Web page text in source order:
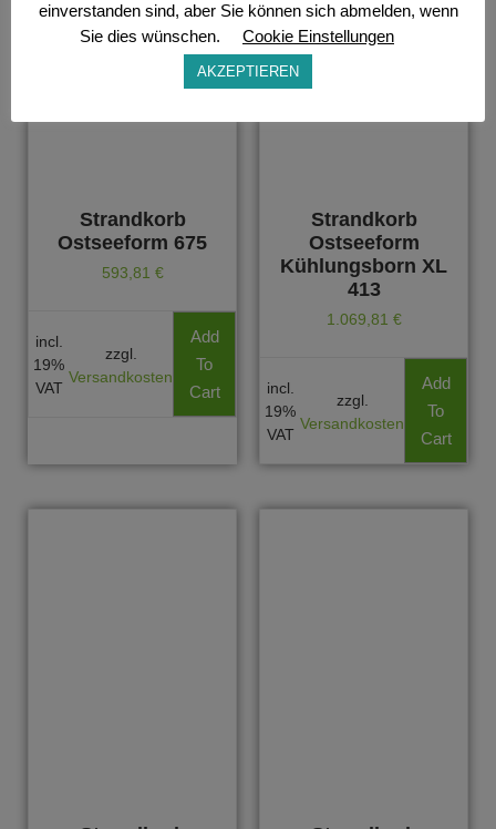
Strandkorb
Ostseeform 675
593,81 €
incl.
19%
VAT
zzgl.
Versandkosten
Add
To
Cart
Strandkorb
Ostseeform
Kühlungsborn XL
413
1.069,81 €
incl.
19%
VAT
zzgl.
Versandkosten
Add
To
Cart
einverstanden sind, aber Sie können sich abmelden, wenn
Sie dies wünschen.
Cookie Einstellungen
AKZEPTIEREN